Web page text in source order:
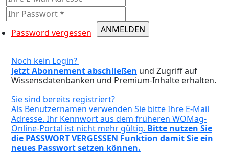
Password vergessen
Noch kein Login?
Jetzt Abonnement abschließen
Wissensdatenbanken und Premium-Inhalte erhalten.
Sie sind bereits registriert?
Als Benutzernamen verwenden Sie bitte Ihre E-Mail
Adresse. Ihr Kennwort aus dem früheren WOMag-
Online-Portal ist nicht mehr gültig. Bitte nutzen Sie
die PASSWORT VERGESSEN Funktion damit Sie ein
neues Passwort setzen können.